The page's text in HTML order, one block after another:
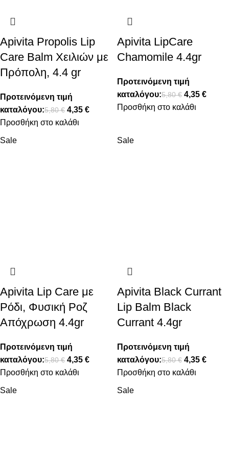
Apivita Propolis Lip
Care Balm Χειλιών με
Πρόπολη, 4.4 gr
Προτεινόμενη τιμή
καταλόγου:5,80€ 4,35 €
Προσθήκη στο καλάθι
Apivita LipCare
Chamomile 4.4gr
Προτεινόμενη τιμή
καταλόγου:5,80€ 4,35 €
Προσθήκη στο καλάθι
Sale
Apivita Lip Care με
Ρόδι, Φυσική Ροζ
Απόχρωση 4.4gr
Προτεινόμενη τιμή
καταλόγου:5,80€ 4,35 €
Προσθήκη στο καλάθι
Sale
Apivita Black Currant
Lip Balm Black
Currant 4.4gr
Προτεινόμενη τιμή
καταλόγου:5,80€ 4,35 €
Προσθήκη στο καλάθι
Sale Sale